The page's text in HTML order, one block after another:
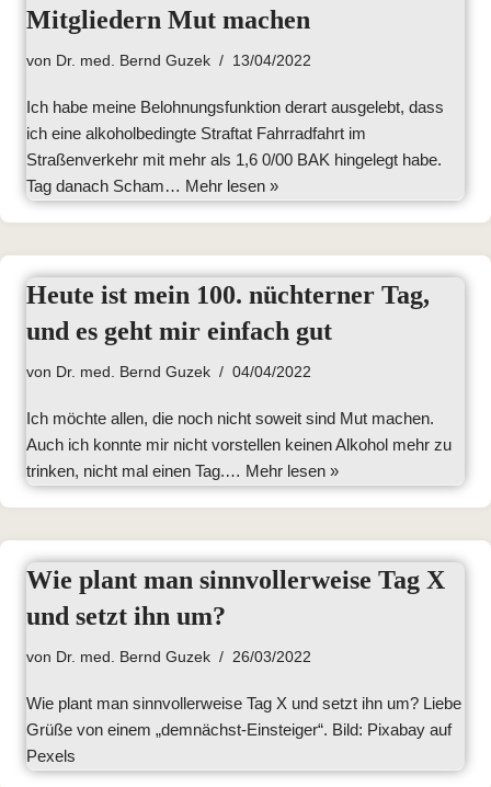
Mitgliedern Mut machen
von Dr. med. Bernd Guzek 13/04/2022
Ich habe meine Belohnungsfunktion derart ausgelebt, dass
ich eine alkoholbedingte Straftat Fahrradfahrt im
Straßenverkehr mit mehr als 1,6 0/00 BAK hingelegt habe.
Tag danach Scham… Mehr lesen »
Heute ist mein 100. nüchterner Tag,
und es geht mir einfach gut
von Dr. med. Bernd Guzek 04/04/2022
Ich möchte allen, die noch nicht soweit sind Mut machen.
Auch ich konnte mir nicht vorstellen keinen Alkohol mehr zu
trinken, nicht mal einen Tag.… Mehr lesen »
Wie plant man sinnvollerweise Tag X
und setzt ihn um?
von Dr. med. Bernd Guzek 26/03/2022
Wie plant man sinnvollerweise Tag X und setzt ihn um? Liebe
Grüße von einem „demnächst-Einsteiger“. Bild: Pixabay auf
Pexels